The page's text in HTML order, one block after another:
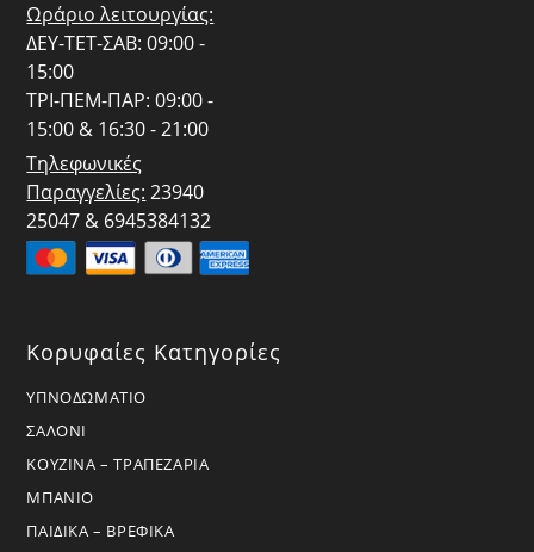
Ωράριο λειτουργίας:
ΔΕΥ-ΤΕΤ-ΣΑΒ: 09:00 -
15:00
ΤΡΙ-ΠΕΜ-ΠΑΡ: 09:00 -
15:00 & 16:30 - 21:00
Τηλεφωνικές
Παραγγελίες: 23940
25047 & 6945384132
Κορυφαίες Κατηγορίες
ΥΠΝΟΔΩΜΑΤΙΟ
ΣΑΛΟΝΙ
ΚΟΥΖΙΝΑ – ΤΡΑΠΕΖΑΡΙΑ
ΜΠΑΝΙΟ
ΠΑΙΔΙΚΑ – ΒΡΕΦΙΚΑ